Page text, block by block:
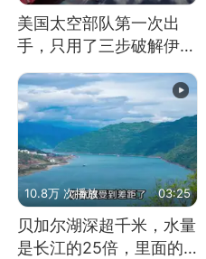
美国太空部队第一次出
手，只用了三步破解伊朗
防空
10.8万 次播放 03:25
贝加尔湖深超千米，水量
是长江的25倍，里面的